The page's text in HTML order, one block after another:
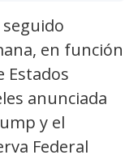
seguido
en función
Estados
anunciada
y el
Federal